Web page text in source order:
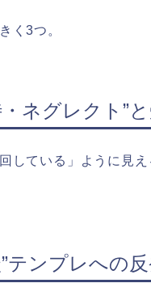
く3つ。
ネグレクト”
している」ように見
テンプレへの